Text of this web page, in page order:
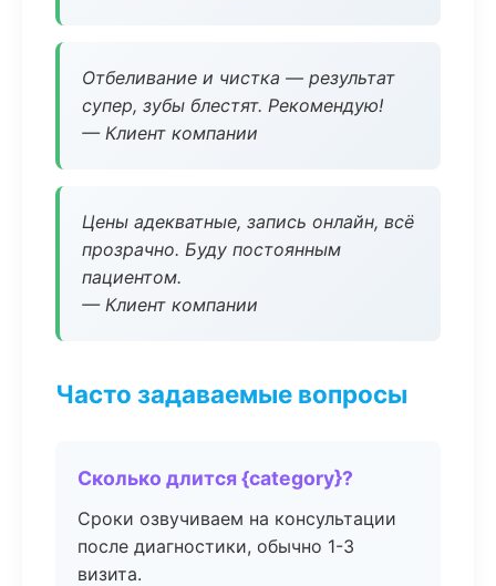
Отбеливание и чистка — результат
супер, зубы блестят. Рекомендую!
— Клиент компании
Цены адекватные, запись онлайн, всё
прозрачно. Буду постоянным
пациентом.
— Клиент компании
Часто задаваемые вопросы
Сколько длится {category}?
Сроки озвучиваем на консультации
после диагностики, обычно 1-3
визита.